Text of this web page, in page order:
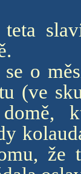
teta
se o
(ve
že